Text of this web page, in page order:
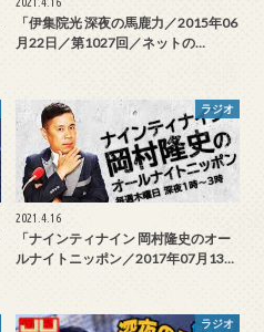
2021.4.16
「伊集院光 深夜の馬鹿力／2015年06
月22日／第1027回／ネットの…
ラジオ
2021.4.16
「ナインティナイン 岡村隆史のオー
ルナイトニッポン／2017年07月13…
ラジオ